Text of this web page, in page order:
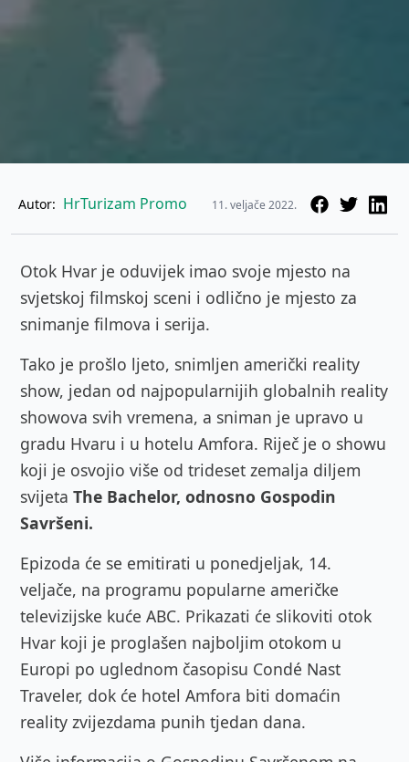
Autor: HrTurizam Promo 11. veljače 2022.
Otok Hvar je oduvijek imao svoje mjesto na
svjetskoj filmskoj sceni i odlično je mjesto za
snimanje filmova i serija.
Tako je prošlo ljeto, snimljen američki reality
show, jedan od najpopularnijih globalnih reality
showova svih vremena, a sniman je upravo u
gradu Hvaru i u hotelu Amfora. Riječ je o showu
koji je osvojio više od trideset zemalja diljem
svijeta The Bachelor, odnosno Gospodin
Savršeni.
Epizoda će se emitirati u ponedjeljak, 14.
veljače, na programu popularne američke
televizijske kuće ABC. Prikazati će slikoviti otok
Hvar koji je proglašen najboljim otokom u
Europi po uglednom časopisu Condé Nast
Traveler, dok će hotel Amfora biti domaćin
reality zvijezdama punih tjedan dana.